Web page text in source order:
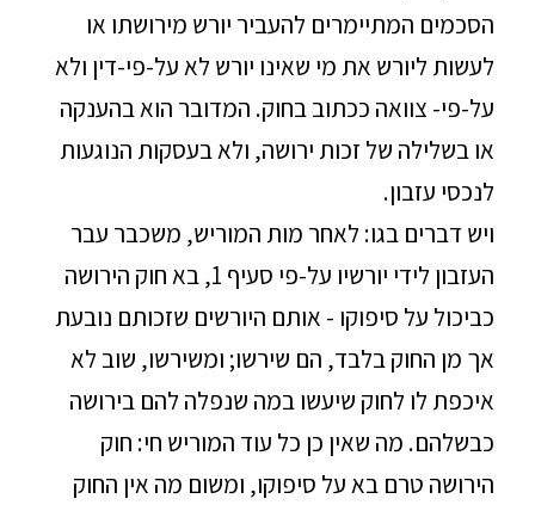
הסכמים המתיימרים להעביר יורש מירושתו או
לעשות ליורש את מי שאינו יורש לא על-פי-דין ולא
על-פי- צוואה ככתוב בחוק. המדובר הוא בהענקה
או בשלילה של זכות ירושה, ולא בעסקות הנוגעות
לנכסי עזבון.
ויש דברים בגו: לאחר מות המוריש, משכבר עבר
העזבון לידי יורשיו על-פי סעיף 1, בא חוק הירושה
כביכול על סיפוקו - אותם היורשים שזכותם נובעת
אך מן החוק בלבד, הם שירשו; ומשירשו, שוב לא
איכפת לו לחוק שיעשו במה שנפלה להם בירושה
כבשלהם. מה שאין כן כל עוד המוריש חי: חוק
הירושה טרם בא על סיפוקו, ומשום מה אין החוק